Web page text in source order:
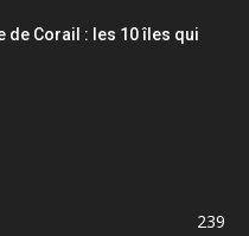
de Corail : les 10 îles qui
239